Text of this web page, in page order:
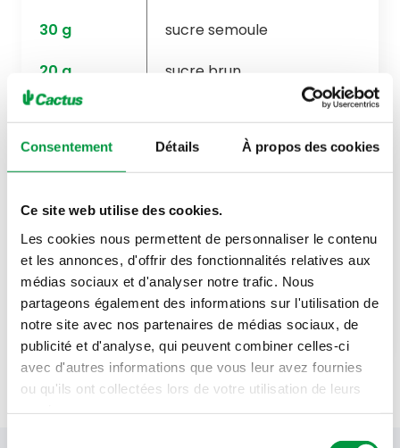
Consentement Détails À propos des cookies
Ce site web utilise des cookies.
Les cookies nous permettent de personnaliser le contenu
et les annonces, d'offrir des fonctionnalités relatives aux
médias sociaux et d'analyser notre trafic. Nous
partageons également des informations sur l'utilisation de
notre site avec nos partenaires de médias sociaux, de
publicité et d'analyse, qui peuvent combiner celles-ci
avec d'autres informations que vous leur avez fournies
ou qu'ils ont collectées lors de votre utilisation de leurs
30 g
sucre semoule
20 g
sucre brun
60 g
2g
sel de Guérande
cannelle
poivre
Muscat au goût